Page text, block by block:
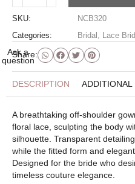
SKU:
NCB320
Categories:
Bridal , Lace
Ask a
question
Share:
DESCRIPTION ADDITIONAL
A breathtaking off-shoulder
floral lace, sculpting the body
silhouette. Transparent
while the fitted form and
Designed for the bride who
timeless couture elegance.